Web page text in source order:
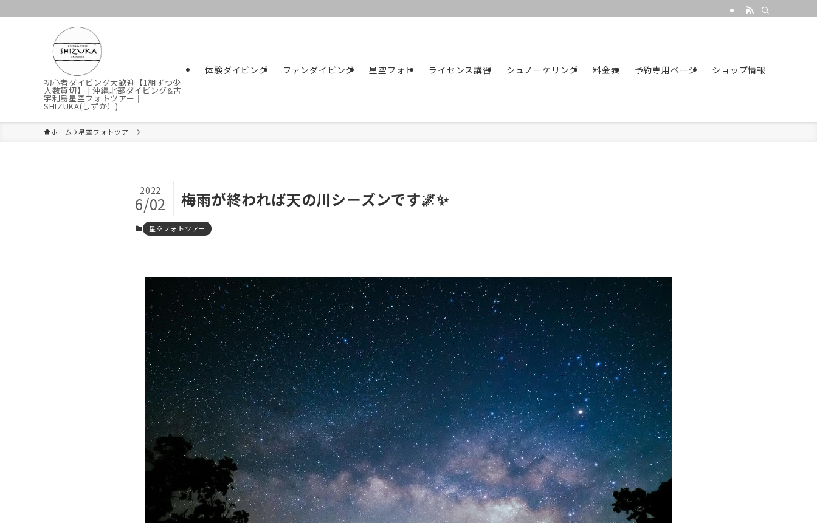
初心者ダイビング大歓迎【1組ずつ少
人数貸切】 | 沖縄北部ダイビング&古
宇利島星空フォトツアー｜
SHIZUKA(しずか）)
体験ダイビング ファンダイビング 星空フォト ライセンス講習 シュノーケリング 料金表 予約専用ページ ショップ情報
ホーム 星空フォトツアー
梅雨が終われば天の川シーズンです🌌✨
2022
6/02
星空フォトツアー